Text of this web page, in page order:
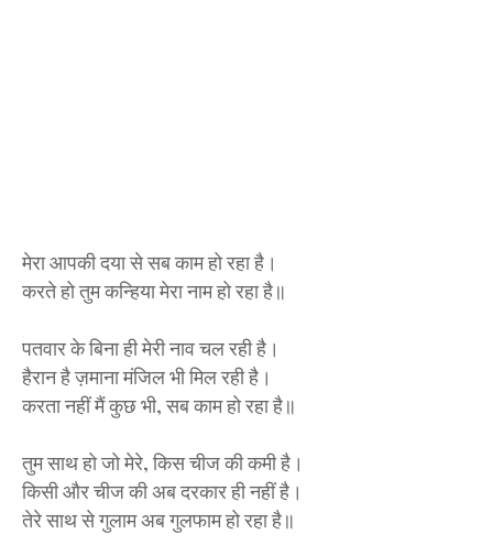
मेरा आपकी दया से सब काम हो रहा है।
करते हो तुम कन्हिया मेरा नाम हो रहा है॥
पतवार के बिना ही मेरी नाव चल रही है।
हैरान है ज़माना मंजिल भी मिल रही है।
करता नहीं मैं कुछ भी, सब काम हो रहा है॥
तुम साथ हो जो मेरे, किस चीज की कमी है।
किसी और चीज की अब दरकार ही नहीं है।
तेरे साथ से गुलाम अब गुलफाम हो रहा है॥